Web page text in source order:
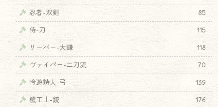
忍者-双剣
85
侍-刀
115
リーパー-大鎌
118
ヴァイパー-二刀流
70
吟遊詩人-弓
139
機工士-銃
176